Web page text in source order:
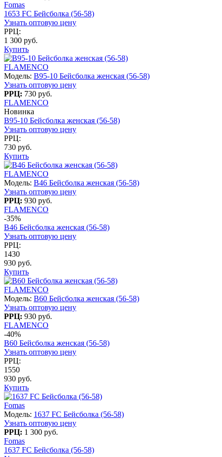
Fomas
1653 FC Бейсболка (56-58)
Узнать оптовую цену
РРЦ:
1 300 руб.
Купить
FLAMENCO
Модель: B95-10 Бейсболка женская (56-58)
Узнать оптовую цену
РРЦ: 730 руб.
FLAMENCO
Новинка
B95-10 Бейсболка женская (56-58)
Узнать оптовую цену
РРЦ:
730 руб.
Купить
FLAMENCO
Модель: B46 Бейсболка женская (56-58)
Узнать оптовую цену
РРЦ: 930 руб.
FLAMENCO
-35%
B46 Бейсболка женская (56-58)
Узнать оптовую цену
РРЦ:
1430
930 руб.
Купить
FLAMENCO
Модель: B60 Бейсболка женская (56-58)
Узнать оптовую цену
РРЦ: 930 руб.
FLAMENCO
-40%
B60 Бейсболка женская (56-58)
Узнать оптовую цену
РРЦ:
1550
930 руб.
Купить
Fomas
Модель: 1637 FC Бейсболка (56-58)
Узнать оптовую цену
РРЦ: 1 300 руб.
Fomas
1637 FC Бейсболка (56-58)